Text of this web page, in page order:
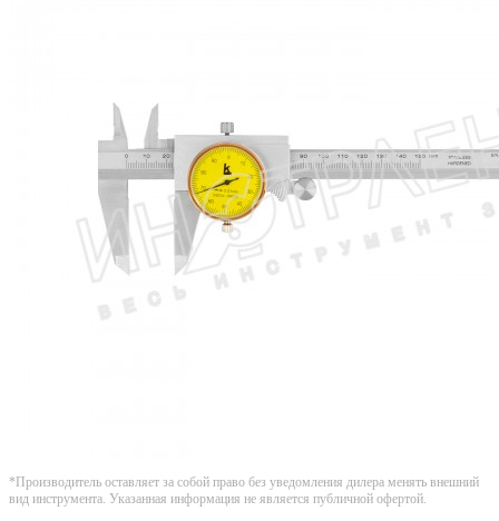
*Производитель оставляет за собой право без уведомления дилера менять внешний
вид инструмента. Указанная информация не является публичной офертой.